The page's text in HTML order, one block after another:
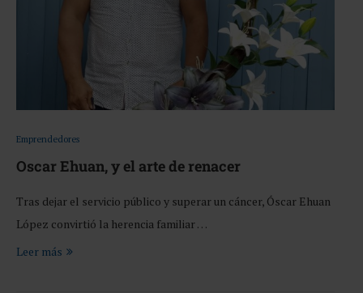
Emprendedores
Oscar Ehuan, y el arte de renacer
Tras dejar el servicio público y superar un cáncer, Óscar Ehuan
López convirtió la herencia familiar …
Leer más